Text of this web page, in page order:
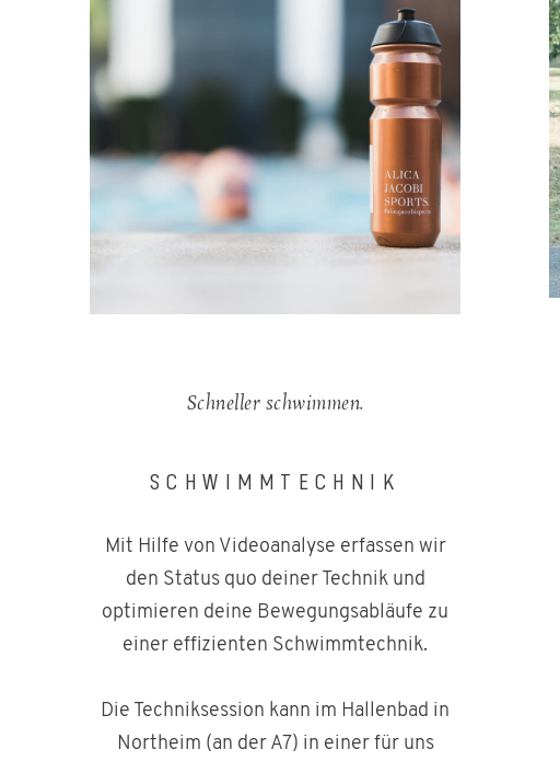
Schneller schwimmen.
SCHWIMMTECHNIK
Mit Hilfe von Videoanalyse erfassen wir
den Status quo deiner Technik und
optimieren deine Bewegungsabläufe zu
einer effizienten Schwimmtechnik.
Die Techniksession kann im Hallenbad in
Northeim (an der A7) in einer für uns